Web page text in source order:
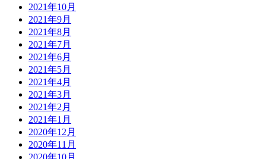
2021年10月
2021年9月
2021年8月
2021年7月
2021年6月
2021年5月
2021年4月
2021年3月
2021年2月
2021年1月
2020年12月
2020年11月
2020年10月